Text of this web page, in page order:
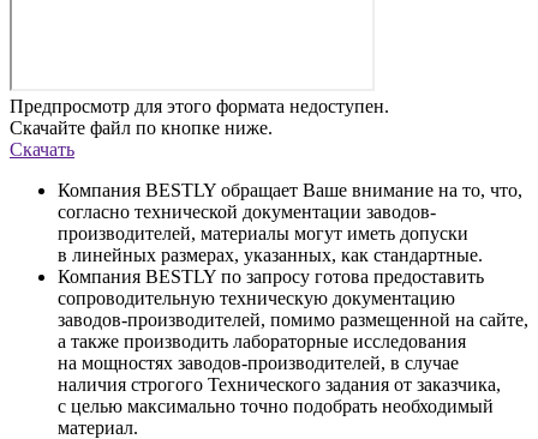
Предпросмотр для этого формата недоступен.
Скачайте файл по кнопке ниже.
Скачать
Компания BESTLY обращает Ваше внимание на то, что,
согласно технической документации заводов-
производителей, материалы могут иметь допуски
в линейных размерах, указанных, как стандартные.
Компания BESTLY по запросу готова предоставить
сопроводительную техническую документацию
заводов-производителей, помимо размещенной на сайте,
а также производить лабораторные исследования
на мощностях заводов-производителей, в случае
наличия строгого Технического задания от заказчика,
с целью максимально точно подобрать необходимый
материал.